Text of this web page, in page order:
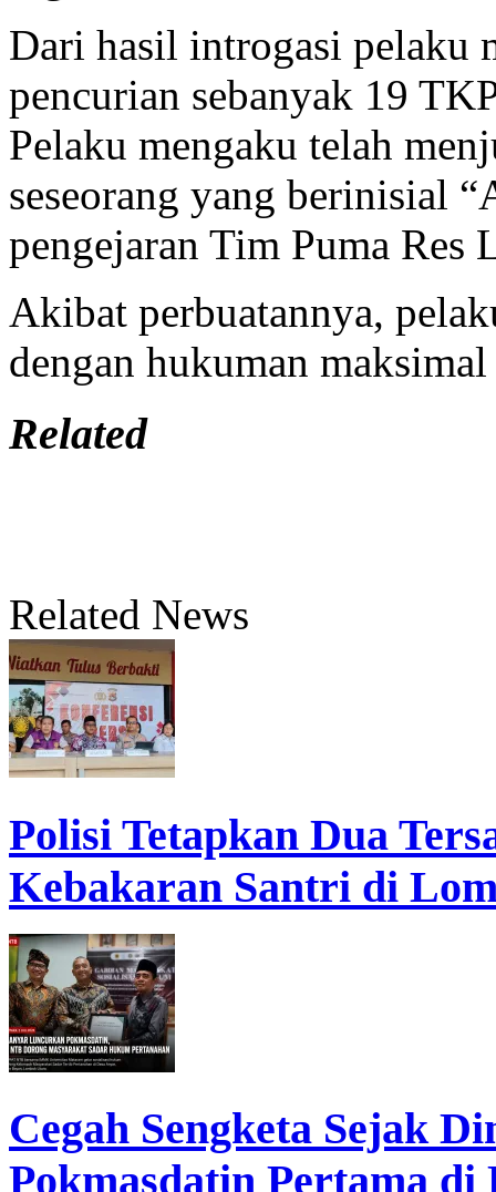
Dari hasil introgasi pelaku
pencurian sebanyak 19
Pelaku mengaku telah
seseorang yang berinisial
pengejaran Tim Puma Res
Akibat perbuatannya,
dengan hukuman
Related
Related News
Polisi Tetapkan Dua
Kebakaran Santri di
Cegah Sengketa Sejak
Pokmasdatin Pertama